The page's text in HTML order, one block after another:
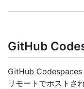
GitHub
GitHub Codespaces
リモートでホストさ